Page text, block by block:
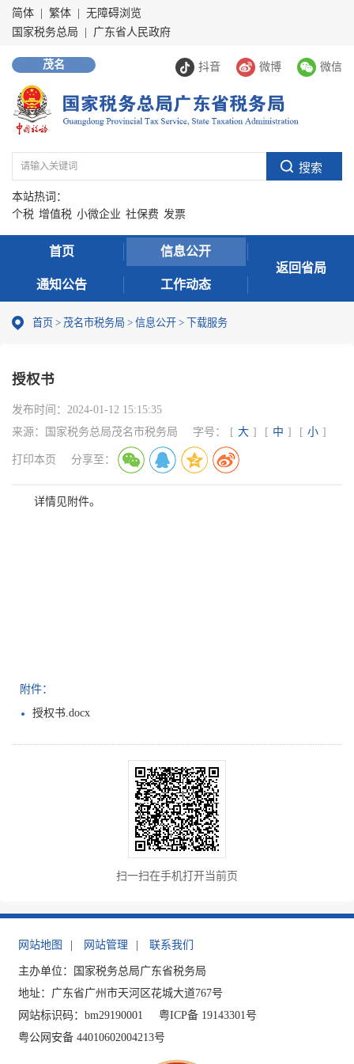
简体 繁体
无障碍浏览
国家税务总局
广东省人民政府
抖音 微博 微信
茂名
本站热词：
个税 增值税 小微企业 社保费 发票
首页 信息公开
通知公告 工作动态
返回省局
首页 > 茂名市税务局 > 信息公开 > 下载服务
授权书
发布时间： 2024-01-12 15:15:35
来源：
国家税务总局茂名市税务局 字号： [ 大 ] [ 中 ] [ 小 ]
打印本页 分享至：
详情见附件。
附件：
授权书.docx
扫一扫在手机打开当前页
网站地图 网站管理 联系我们
主办单位：国家税务总局广东省税务局
地址：广东省广州市天河区花城大道767号
网站标识码：bm29190001
粤ICP备 19143301号
粤公网安备 44010602004213号